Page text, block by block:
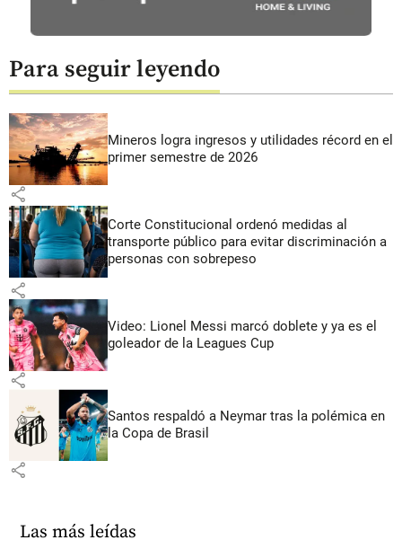
Para seguir leyendo
Mineros logra ingresos y utilidades récord en el
primer semestre de 2026
share
Corte Constitucional ordenó medidas al
transporte público para evitar discriminación a
personas con sobrepeso
share
Video: Lionel Messi marcó doblete y ya es el
goleador de la Leagues Cup
share
Santos respaldó a Neymar tras la polémica en
la Copa de Brasil
share
Las más leídas